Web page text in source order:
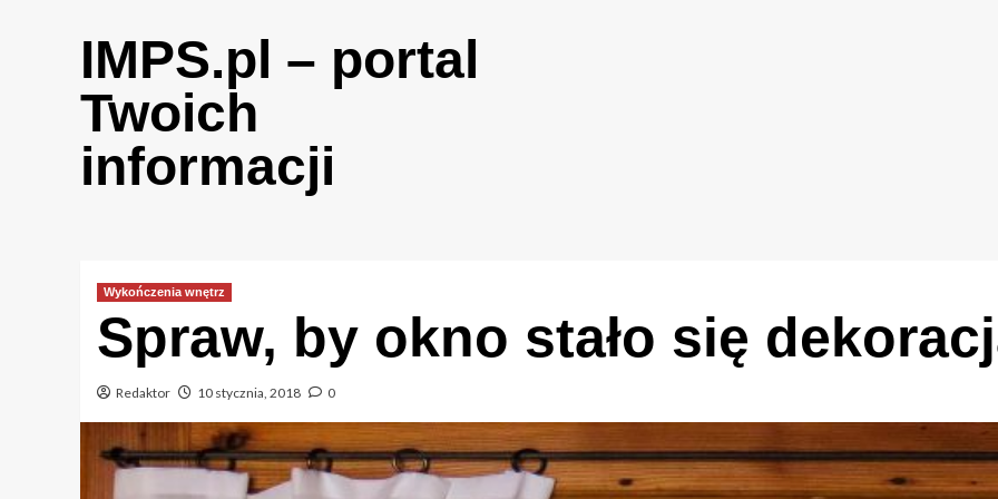
IMPS.pl – portal
Twoich
informacji
Wykończenia wnętrz
Spraw, by okno stało się
Redaktor 10 stycznia, 2018 0